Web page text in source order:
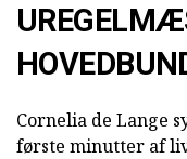
Cornelia de Lange
første minutter af